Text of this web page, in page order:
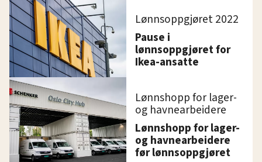
Lønnsoppgjøret 2022
Pause i
lønnsoppgjøret for
Ikea-ansatte
Lønnshopp for lager-
og havnearbeidere
Lønnshopp for lager-
og havnearbeidere
før lønnsoppgjøret